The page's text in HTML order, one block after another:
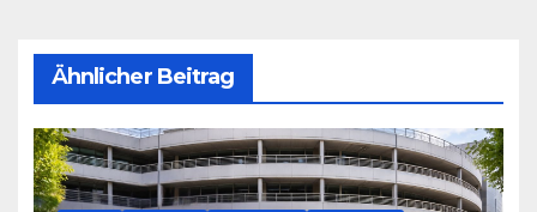
Ähnlicher Beitrag